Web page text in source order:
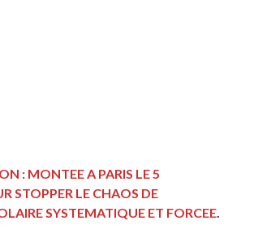
: MONTEE A PARIS LE 5
STOPPER LE CHAOS DE
SYSTEMATIQUE ET FORCEE